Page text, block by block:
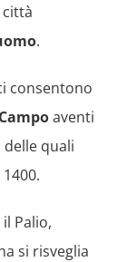
.
consentono
Campoaventi
quali
Palio,
si risveglia